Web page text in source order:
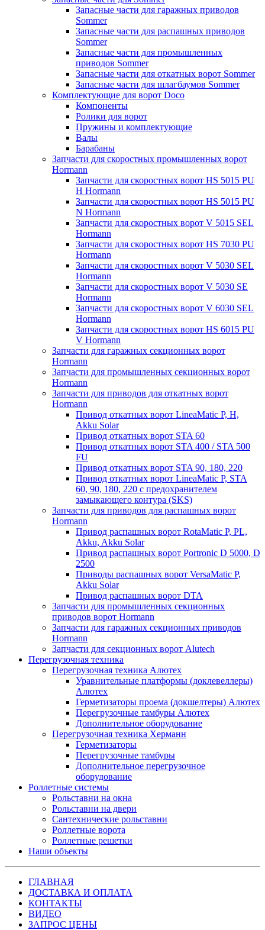
Запасные части для гаражных приводов
Sommer
Запасные части для распашных приводов
Sommer
Запасные части для промышленных
приводов Sommer
Запасные части для откатных ворот Sommer
Запасные части для шлагбаумов Sommer
Комплектующие для ворот Doco
Компоненты
Ролики для ворот
Пружины и комплектующие
Валы
Барабаны
Запчасти для скоростных промышленных ворот
Hormann
Запчасти для скоростных ворот HS 5015 PU
H Hormann
Запчасти для скоростных ворот HS 5015 PU
N Hormann
Запчасти для скоростных ворот V 5015 SEL
Hormann
Запчасти для скоростных ворот HS 7030 PU
Hormann
Запчасти для скоростных ворот V 5030 SEL
Hormann
Запчасти для скоростных ворот V 5030 SE
Hormann
Запчасти для скоростных ворот V 6030 SEL
Hormann
Запчасти для скоростных ворот HS 6015 PU
V Hormann
Запчасти для гаражных секционных ворот
Hormann
Запчасти для промышленных секционных ворот
Hormann
Запчасти для приводов для откатных ворот
Hormann
Привод откатных ворот LineaMatic P, H,
Akku Solar
Привод откатных ворот STA 60
Привод откатных ворот STA 400 / STA 500
FU
Привод откатных ворот STA 90, 180, 220
Привод откатных ворот LineaMatic P, STA
60, 90, 180, 220 с предохранителем
замыкающего контура (SKS)
Запчасти для приводов для распашных ворот
Hormann
Привод распашных ворот RotaMatic P, PL,
Akku, Akku Solar
Привод распашных ворот Portronic D 5000, D
2500
Приводы распашных ворот VersaMatic P,
Akku Solar
Привод распашных ворот DTA
Запчасти для промышленных секционных
приводов ворот Hormann
Запчасти для гаражных секционных приводов
Hormann
Запчасти для секционных ворот Alutech
Перегрузочная техника
Перегрузочная техника Алютех
Уравнительные платформы (доклевеллеры)
Алютех
Герметизаторы проема (докшелтеры) Алютех
Перегрузочные тамбуры Алютех
Дополнительное оборудование
Перегрузочная техника Херманн
Герметизаторы
Перегрузочные тамбуры
Дополнительное перегрузочное
оборудование
Роллетные системы
Рольставни на окна
Рольставни на двери
Сантехнические рольставни
Роллетные ворота
Роллетные решетки
Наши объекты
ГЛАВНАЯ
ДОСТАВКА И ОПЛАТА
КОНТАКТЫ
ВИДЕО
ЗАПРОС ЦЕНЫ